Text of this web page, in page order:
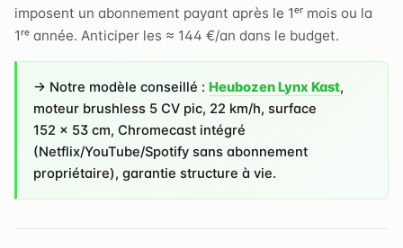
imposent un abonnement payant après le 1ᵉʳ mois ou la
1ʳᵉ année. Anticiper les ≈ 144 €/an dans le budget.
→ Notre modèle conseillé :Heubozen Lynx Kast,
moteur brushless 5 CV pic, 22 km/h, surface
152 × 53 cm, Chromecast intégré
(Netflix/YouTube/Spotify sans abonnement
propriétaire), garantie structure à vie.